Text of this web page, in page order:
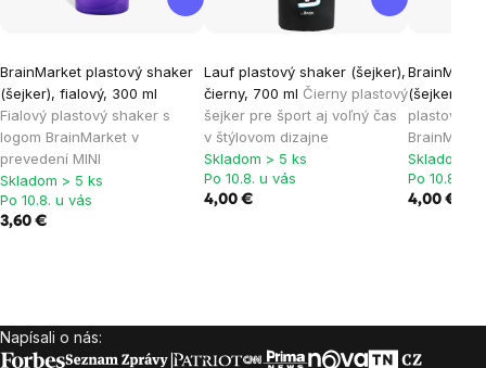
BrainMarket plastový shaker
(šejker), fialový, 300 ml
Fialový plastový shaker s
logom BrainMarket v
prevedení MINI
Skladom > 5 ks
Po 10.8. u vás
3,60 €
Lauf plastový shaker (šejker),
čierny, 700 ml Čierny plastový
šejker pre šport aj voľný čas
v štýlovom dizajne
Skladom > 5 ks
Po 10.8. u vás
4,00 €
(šejker),
plastový
Skladom >
Po 10.8. u
4,00 €
Zápätie
Napísali o nás: